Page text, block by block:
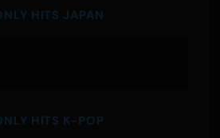
HITS JAPAN
HITS K-POP